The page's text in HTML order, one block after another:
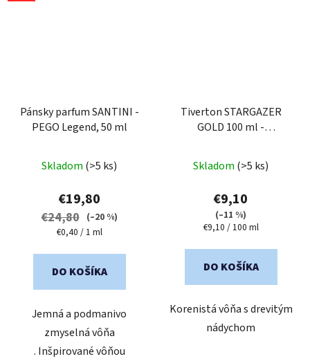
Pánsky parfum SANTINI -
PEGO Legend, 50 ml
Skladom (>5 ks)
€19,80
€24,80
(–20 %)
Jednotková
€0,40 / 1 ml
DO KOŠÍKA
Jemná a podmanivo
zmyselná vôňa
. Inšpirované vôňou
Tiverton STARGAZER
GOLD 100 ml -
mužov
hodnotenie
produktu
je
5,0
z
5
hviezdičiek.
Skladom (>5 ks)
€9,10
(–11 %)
Jednotková
€9,10 / 100 ml
DO KOŠÍKA
Korenistá vôňa s drevitým
nádychom